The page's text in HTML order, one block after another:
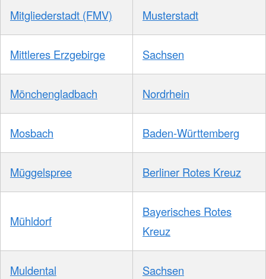
Mitgliederstadt (FMV) Musterstadt
Mittleres Erzgebirge Sachsen
Mönchengladbach Nordrhein
Mosbach Baden-Württemberg
Müggelspree Berliner Rotes Kreuz
Mühldorf
Bayerisches Rotes
Kreuz
Muldental Sachsen